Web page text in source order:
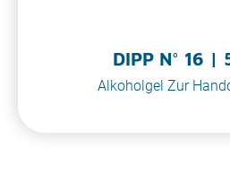
DIPP N° 16 |
Alkoholgel Zur